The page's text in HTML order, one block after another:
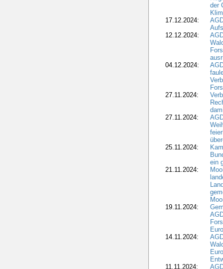
der
17.12.2024:
12.12.2024:
04.12.2024:
27.11.2024:
27.11.2024:
25.11.2024:
ein
21.11.2024:
19.11.2024:
14.11.2024:
11.11.2024: